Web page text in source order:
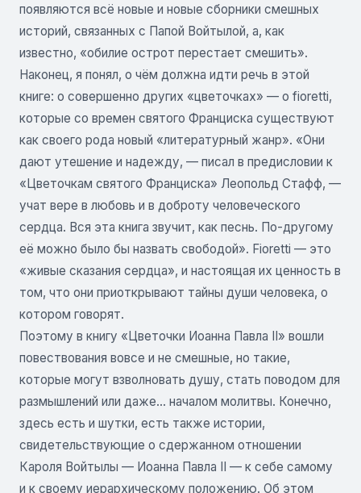
появляются всё новые и новые сборники смешных
историй, связанных с Папой Войтылой, а, как
известно, «обилие острот перестает смешить».
Наконец, я понял, о чём должна идти речь в этой
книге: о совершенно других «цветочках» — о fioretti,
которые со времен святого Франциска существуют
как своего рода новый «литературный жанр». «Они
дают утешение и надежду, — писал в предисловии к
«Цветочкам святого Франциска» Леопольд Стафф, —
учат вере в любовь и в доброту человеческого
сердца. Вся эта книга звучит, как песнь. По-другому
её можно было бы назвать свободой». Fioretti — это
«живые сказания сердца», и настоящая их ценность в
том, что они приоткрывают тайны души человека, о
котором говорят.
Поэтому в книгу «Цветочки Иоанна Павла II» вошли
повествования вовсе и не смешные, но такие,
которые могут взволновать душу, стать поводом для
размышлений или даже... началом молитвы. Конечно,
здесь есть и шутки, есть также истории,
свидетельствующие о сдержанном отношении
Кароля Войтылы — Иоанна Павла II — к себе самому
и к своему иерархическому положению. Об этом